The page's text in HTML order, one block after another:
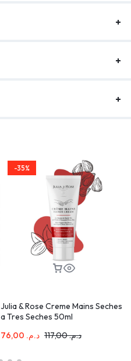
-35%
Julia & Rose Creme Mains Seches
a Tres Seches 50ml
د.م.
د.م.117,00